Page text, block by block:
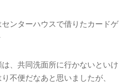
ンターハウスで借りたカードゲ
は、共同洗面所に行かないといけ
不便だなあと思いましたが、